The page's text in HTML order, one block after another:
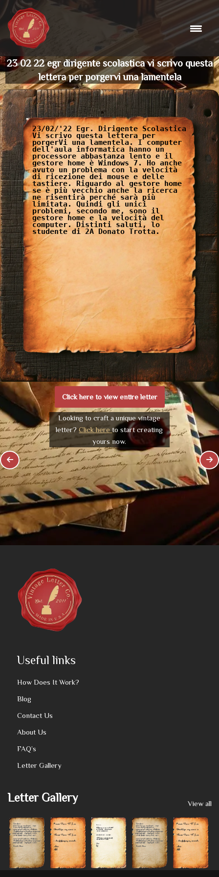
Skip
to
content
23 02 22 egr dirigente scolastica vi scrivo questa
lettera per porgervi una lamentela
23/02/'22 Egr. Dirigente Scolastica
Vi scrivo questa lettera per
porgerVi una lamentela. I computer
dell'aula informatica hanno un
processore abbastanza lento e il
gestore home è Windows 7. Ho anche
avuto un problema con la velocità
di ricezione dei mouse e delle
tastiere. Riguardo al gestore home
se è più vecchio anche la ricerca
ne risentirà perché sarà più
limitata. Quindi gli unici
problemi, secondo me, sono il
gestore home e la velocità del
computer. Distinti saluti, lo
studente di 2A Donato Trotta.
Click here to view entire letter
Looking to craft a unique vintage
letter?Click hereto start creating
yours now.
Useful links
How Does It Work?
Blog
Contact Us
About Us
FAQ’s
Letter Gallery
Letter Gallery View all